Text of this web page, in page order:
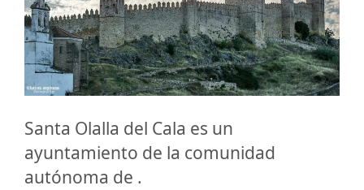
Santa Olalla del Cala es un
ayuntamiento de la comunidad
autónoma de .